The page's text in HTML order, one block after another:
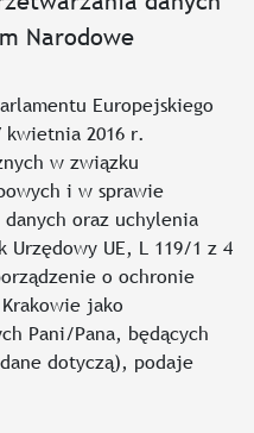
Narodowe
Europejskiego
kwietnia 2016 r.
w związku
i w sprawie
oraz uchylenia
UE, L 119/1 z 4
o ochronie
jako
Pani/Pana, będących
dotyczą), podaje